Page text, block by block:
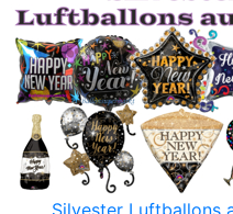
Silvester Luftballons